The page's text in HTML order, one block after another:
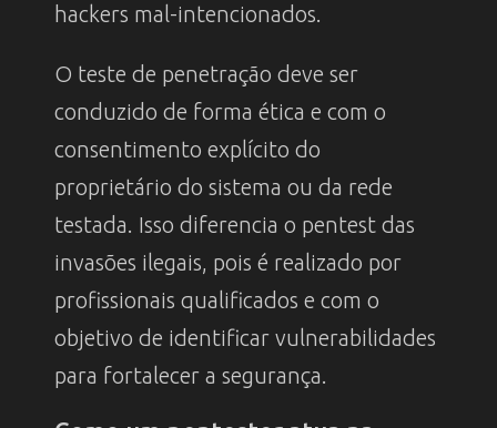
hackers mal-intencionados.
O teste de penetração deve ser
conduzido de forma ética e com o
consentimento explícito do
proprietário do sistema ou da rede
testada. Isso diferencia o pentest das
invasões ilegais, pois é realizado por
profissionais qualificados e com o
objetivo de identificar vulnerabilidades
para fortalecer a segurança.